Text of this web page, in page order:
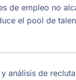
de empleo no
el pool de
análisis de